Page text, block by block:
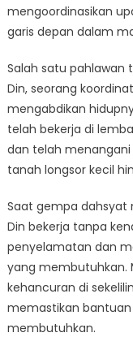
mengoordinasikan
garis depan dalam
Salah satu pahlawan
Din, seorang
mengabdikan
telah bekerja di
dan telah
tanah longsor kecil
Saat gempa dahsyat
Din bekerja tanpa
penyelamatan dan
yang membutuhkan.
kehancuran di
memastikan bantuan
membutuhkan.